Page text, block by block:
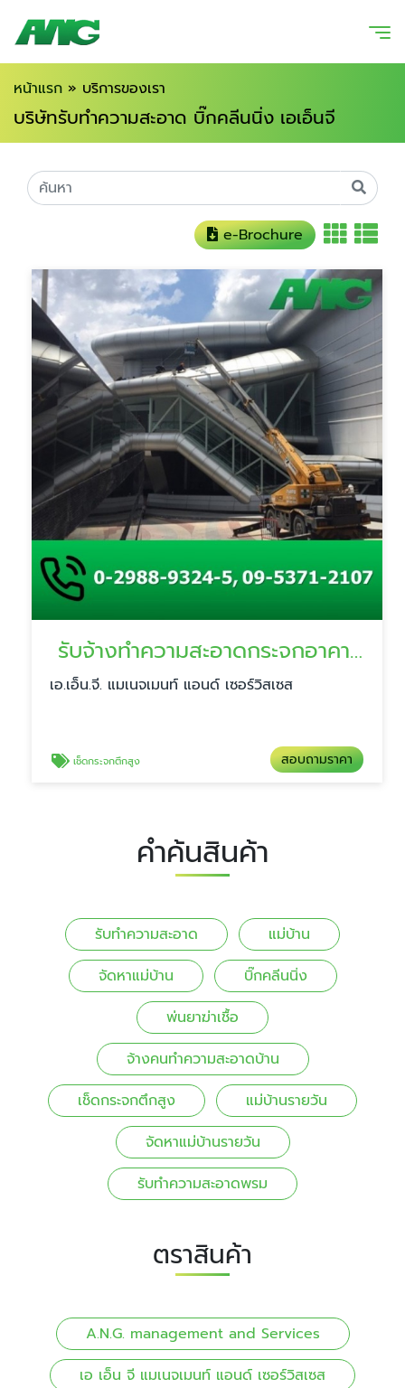
หน้าแรก » บริการของเรา
บริษัทรับทำความสะอาด บิ๊กคลีนนิ่ง เอเอ็นจี
e-Brochure
รับจ้างทำความสะอาดกระจกอาคารสูง
เอ.เอ็น.จี. แมเนจเมนท์ แอนด์ เซอร์วิสเซส
เช็ดกระจกตึกสูง สอบถามราคา
คำค้นสินค้า
รับทำความสะอาด
แม่บ้าน
จัดหาแม่บ้าน
บิ๊กคลีนนิ่ง
พ่นยาฆ่าเชื้อ
จ้างคนทําความสะอาดบ้าน
เช็ดกระจกตึกสูง
แม่บ้านรายวัน
จัดหาแม่บ้านรายวัน
รับทำความสะอาดพรม
ตราสินค้า
A.N.G. management and Services
เอ เอ็น จี แมเนจเมนท์ แอนด์ เซอร์วิสเซส